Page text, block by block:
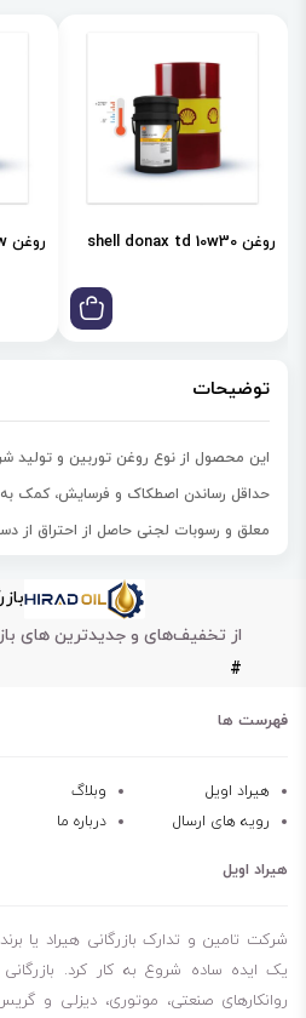
روغن shell donax td 10w30 روغن shell donax tc 10w
توضیحات
حداقل رساندن اصطکاک و فرسایش، کمک
معلق و رسوبات لجنی حاصل از احتراق از
مواد افزودنی بسیار موثر برای استفاده
برنامه های کاربردی صنعتی، توربین های
شده است.
شاخص ویسکوزیته بالا
خاصیت جداسازی خوب از آلودگی آب
مقاومت در برابر فوم و جذب هوا
روغن توربین اسو Teresstic T 100
روغن توربین اسو Teresstic T 46
روغن توربین اسو Teresstic T 32
از تخفیف‌های و جدیدترین های
#
فهرست ها
هیراد اویل وبلاگ
رویه های ارسال
درباره ما
هیراد اویل
شرکت تامین و تدارک بازرگانی هیراد یا
یک ایده ساده شروع به کار کرد.
روانکارهای صنعتی، موتوری، دیزلی و